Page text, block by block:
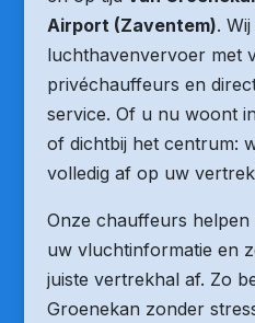
Airport (Zaventem).
luchthavenvervoer met
privéchauffeurs en
service. Of u nu woont
of dichtbij het centrum:
volledig af op uw
Onze chauffeurs helpen
uw vluchtinformatie en
juiste vertrekhal af. Zo
Groenekan zonder